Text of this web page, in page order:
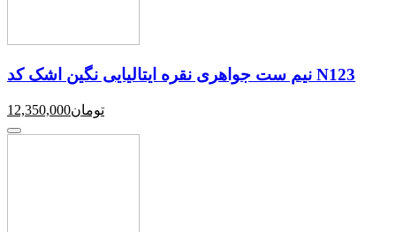
نیم ست جواهری نقره ایتالیایی نگین اشک کد N123
12,350,000تومان